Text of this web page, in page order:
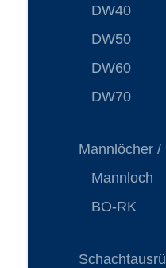
DW40
DW50
DW60
DW70
Mannlöcher /
Mannloch
BO-RK